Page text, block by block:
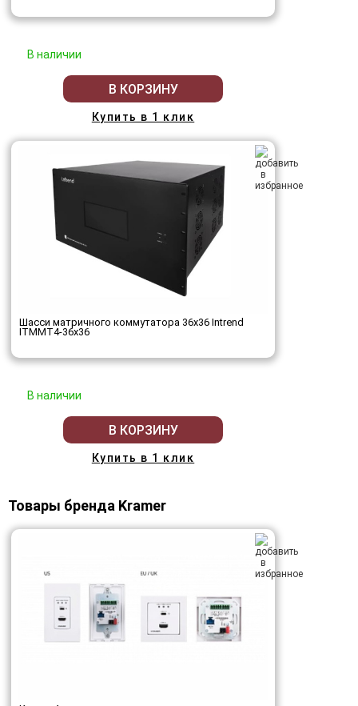
В наличии
В КОРЗИНУ
Купить в 1 клик
Шасси матричного коммутатора 36x36 Intrend
ITMMT4-36x36
В наличии
В КОРЗИНУ
Купить в 1 клик
Товары бренда Kramer